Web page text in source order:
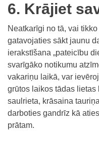
6. Krājiet
Neatkarīgi no tā, vai
gatavojaties sākt jaunu
ierakstīšana „pateicību
svarīgāko notikumu
vakariņu laikā, var
grūtos laikos tādas lietas
saulrieta, krāsaina
darboties gandrīz kā
prātam.